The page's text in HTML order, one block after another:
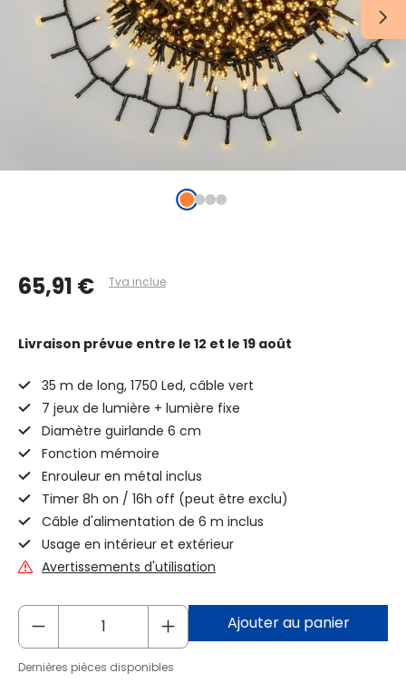
65,91 € Tva inclue
Livraison prévue entre le 12 et le 19 août
35 m de long, 1750 Led, câble vert
7 jeux de lumière + lumière fixe
Diamètre guirlande 6 cm
Fonction mémoire
Enrouleur en métal inclus
Timer 8h on / 16h off (peut être exclu)
Câble d'alimentation de 6 m inclus
Usage en intérieur et extérieur
Avertissements d'utilisation
Ajouter au panier
Dernières pièces disponibles